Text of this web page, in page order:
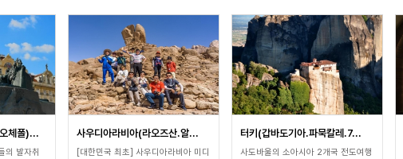
체폴)...
의 발자취
사우디아라비아(라오즈산.알...
[대한민국 최초] 사우디아라비아 미디
터키(갑바도기아.파묵칼레.7...
사도바울의 소아시아 2개국 전도여행